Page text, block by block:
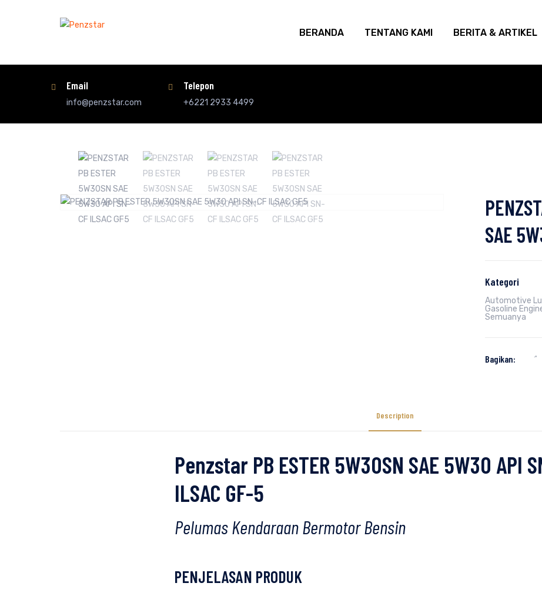
BERANDA TENTANG KAMI BERITA & ARTIKEL
Email
info@penzstar.com
Telepon
+6221 2933 4499
SAE
Kategori
Automotive
Gasoline
Semuanya
Bagikan:
Description
Penzstar PB ESTER 5W30SN SAE 5W30 API
ILSAC GF-5
Pelumas Kendaraan Bermotor Bensin
PENJELASAN PRODUK